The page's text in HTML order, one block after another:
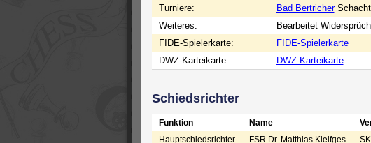
Turniere:
Bad Bertricher
Weiteres:
Bearbeitet
FIDE-Spielerkarte:
FIDE-Spielerkarte
DWZ-Karteikarte:
DWZ-Karteikarte
Schiedsrichter
Funktion Name
Hauptschiedsrichter
FSR Dr. Matthias Kleifges